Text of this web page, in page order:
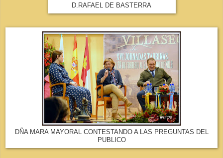
D.RAFAEL DE BASTERRA
DÑA MARA MAYORAL CONTESTANDO A LAS PREGUNTAS DEL
PUBLICO